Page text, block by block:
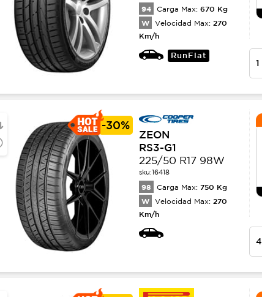
94 Carga Max: 670 Kg
W Velocidad Max: 270
Km/h
RunFlat
-30%
ZEON
RS3-G1
225/50 R17 98W
sku:16418
98 Carga Max: 750 Kg
W Velocidad Max: 270
Km/h